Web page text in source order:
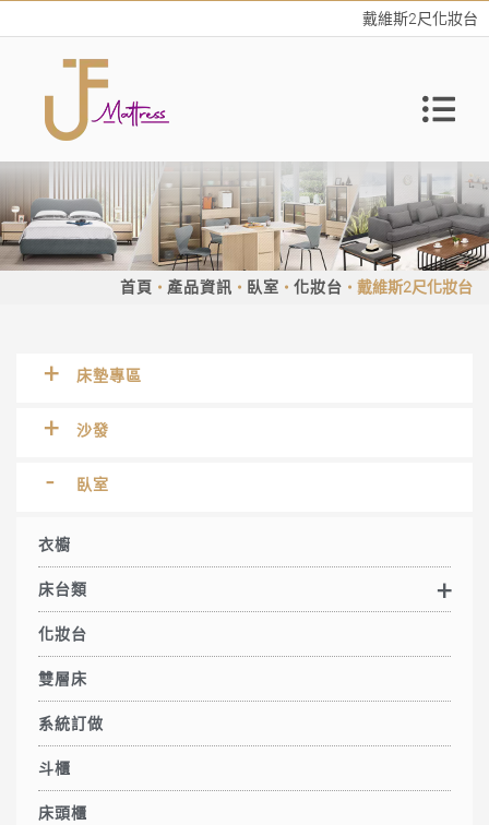
戴維斯2尺化妝台
首頁 產品資訊 臥室 化妝台 戴維斯2尺化妝台
床墊專區
沙發
臥室
衣櫥
床台類
化妝台
雙層床
系統訂做
斗櫃
床頭櫃